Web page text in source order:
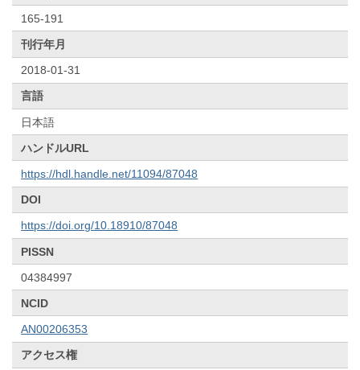
165-191
刊行年月
2018-01-31
言語
日本語
ハンドルURL
https://hdl.handle.net/11094/87048
DOI
https://doi.org/10.18910/87048
PISSN
04384997
NCID
AN00206353
アクセス権